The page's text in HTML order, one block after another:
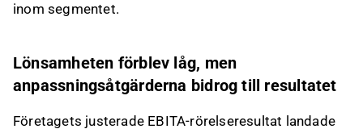
inom segmentet.
Lönsamheten förblev låg, men
anpassningsåtgärderna bidrog till resultatet
Företagets justerade EBITA-rörelseresultat landade